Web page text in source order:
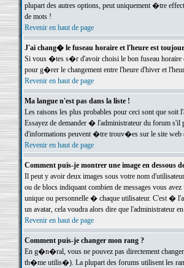
plupart des autres options, peut uniquement �tre
de mots !
Revenir en haut de page
J'ai chang� le fuseau horaire et l'heure est
Si vous �tes s�r d'avoir choisi le bon fuseau
pour g�rer le changement entre l'heure d'hiver et
Revenir en haut de page
Ma langue n'est pas dans la liste !
Les raisons les plus probables pour ceci sont que
Essayez de demander � l'administrateur du forum s'il
d'informations peuvent �tre trouv�es sur le site web
Revenir en haut de page
Comment puis-je montrer une image en dessous
Il peut y avoir deux images sous votre nom
ou de blocs indiquant combien de messages vous
unique ou personnelle � chaque utilisateur. C'est �
un avatar, cela voudra alors dire que l'administrateur
Revenir en haut de page
Comment puis-je changer mon rang ?
En g�n�ral, vous ne pouvez pas directement
th�me utilis�). La plupart des forums utilisent les